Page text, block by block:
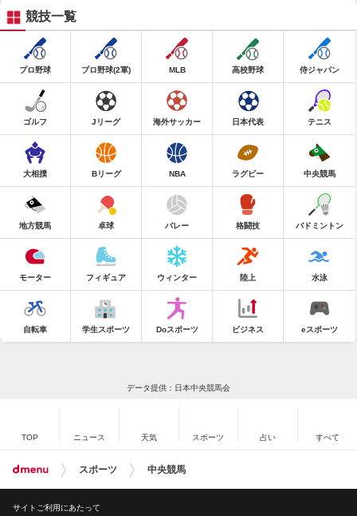
競技一覧
プロ野球 プロ野球(2軍) MLB 高校野球 侍ジャパン
ゴルフ Jリーグ 海外サッカー 日本代表 テニス
大相撲 Bリーグ NBA ラグビー 中央競馬
地方競馬 卓球 バレー 格闘技 バドミントン
モーター フィギュア ウィンター 陸上 水泳
自転車 学生スポーツ Doスポーツ ビジネス eスポーツ
データ提供：日本中央競馬会
TOP ニュース 天気 スポーツ 占い すべて
スポーツ 中央競馬
サイトご利用にあたって